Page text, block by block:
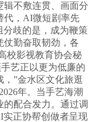
辑不敷连贯、画面分
代，AI微短剧率先
分歧的是，成为鞭策
仗勤奋取韧劲，各
校影视教育协会秘
艺正以更为低廉的
”金水区文化旅逛
年。当手艺海潮
的配合发力。通过调
实正协帮创做者呈现